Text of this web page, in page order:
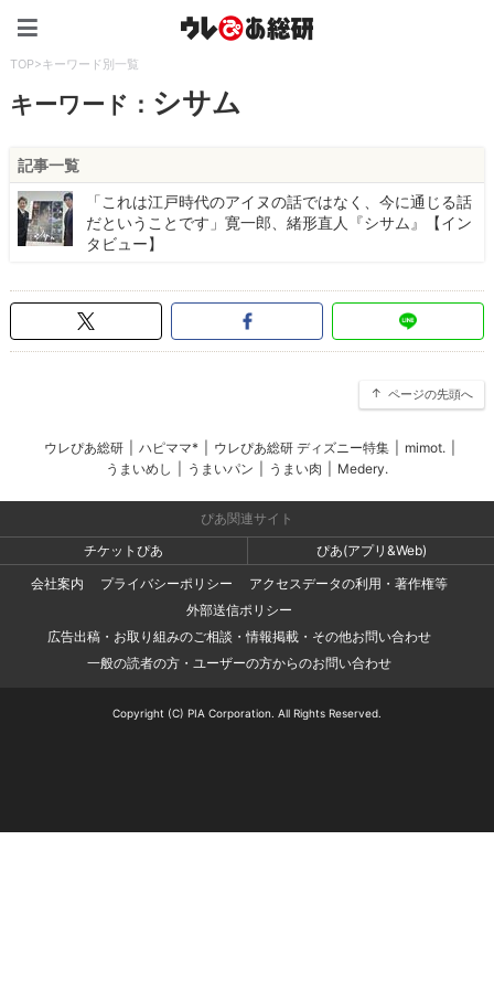
TOP>キーワード別一覧
キーワード： シサム
記事一覧
「これは江戸時代のアイヌの話ではなく、今に通じる話
だということです」寛一郎、緒形直人『シサム』【イン
タビュー】
ページの先頭へ
ウレぴあ総研 ハピママ* ウレぴあ総研 ディズニー特集 mimot.
うまいめし
うまいパン うまい肉 Medery.
ぴあ関連サイト
チケットぴあ
ぴあ(アプリ&Web)
会社案内
プライバシーポリシー
アクセスデータの利用・著作権等
外部送信ポリシー
広告出稿・お取り組みのご相談・情報掲載・その他お問い合わせ
一般の読者の方・ユーザーの方からのお問い合わせ
Copyright (C) PIA Corporation. All Rights Reserved.